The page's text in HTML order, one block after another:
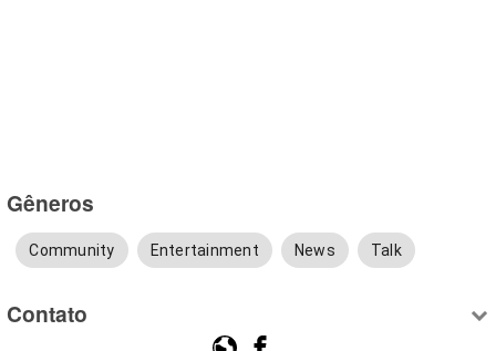
Gêneros
Community Entertainment News Talk
Contato